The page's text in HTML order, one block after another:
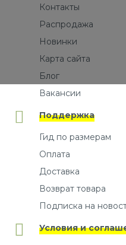
Контакты
Распродажа
Новинки
Карта сайта
Блог
Вакансии
Поддержка
Гид по размерам
Оплата
Доставка
Возврат товара
Подписка на
Условия и